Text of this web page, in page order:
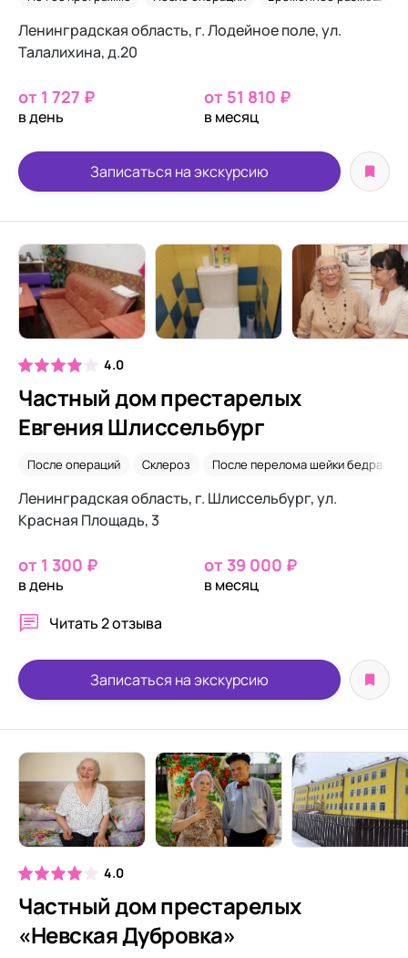
Ленинградская область, г. Лодейное поле, ул.
Талалихина, д.20
от 1 727 ₽
в день
от 51 810 ₽
в месяц
Записаться на экскурсию
4.0
Частный дом престарелых
Евгения Шлиссельбург
После операций Склероз После перелома шейки бедра
Ленинградская область, г. Шлиссельбург, ул.
Красная Площадь, 3
от 1 300 ₽
в день
от 39 000 ₽
в месяц
Читать2 отзыва
Записаться на экскурсию
4.0
Частный дом престарелых
«Невская Дубровка»